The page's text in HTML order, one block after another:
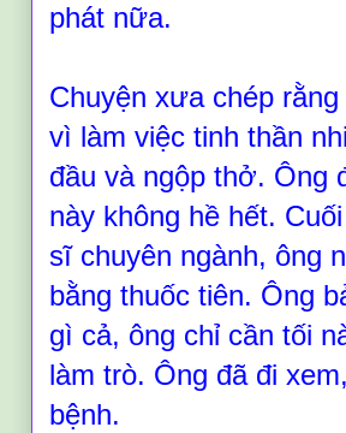
phát nữa.
Chuyện xưa chép
vì làm việc tinh thần
đầu và ngộp thở. Ông
này không hề hết.
sĩ chuyên ngành, ông
bằng thuốc tiên. Ông
gì cả, ông chỉ cần tối
làm trò. Ông đã đi
bệnh.